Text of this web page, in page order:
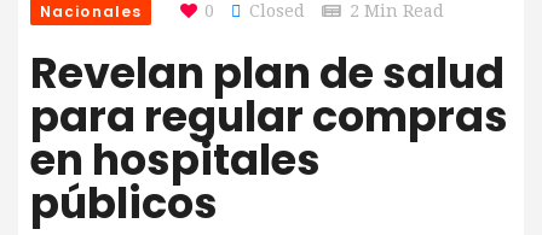
Nacionales 0 Closed 2 Min Read
Revelan plan de salud
para regular compras
en hospitales
públicos